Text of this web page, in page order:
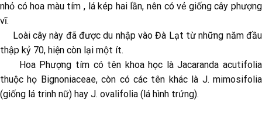
nhỏ có hoa màu tím , lá kép hai lần, nên có vẻ giống cây phượng
vĩ.
Loài cây này đã được du nhập vào Đà Lạt từ những năm đầu
thập kỷ 70, hiện còn lại một ít.
Hoa Phượng tím có tên khoa học là Jacaranda acutifolia
thuộc họ Bignoniaceae, còn có các tên khác là J. mimosifolia
(giống lá trinh nữ) hay J. ovalifolia (lá hình trứng).